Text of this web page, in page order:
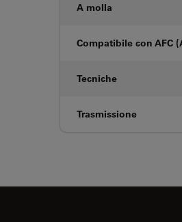
A molla
Compatibile con AFC
Tecniche
Trasmissione